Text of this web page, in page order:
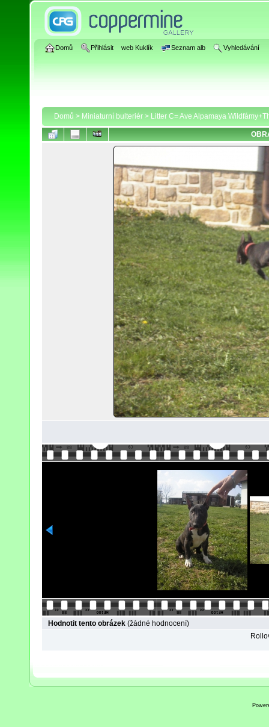
Domů Přihlásit web Kuklík Seznam alb Vyhledávání
Domů > Miniaturní bulteriér > Litter C= Ave Alpamaya
Hodnotit tento obrázek (žádné hodnocení)